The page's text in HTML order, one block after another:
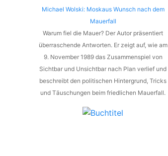
Michael Wolski: Moskaus Wunsch nach dem
Mauerfall
Warum fiel die Mauer? Der Autor präsentiert
überraschende Antworten. Er zeigt auf, wie am
9. November 1989 das Zusammenspiel von
Sichtbar und Unsichtbar nach Plan verlief und
beschreibt den politischen Hintergrund, Tricks
und Täuschungen beim friedlichen Mauerfall.